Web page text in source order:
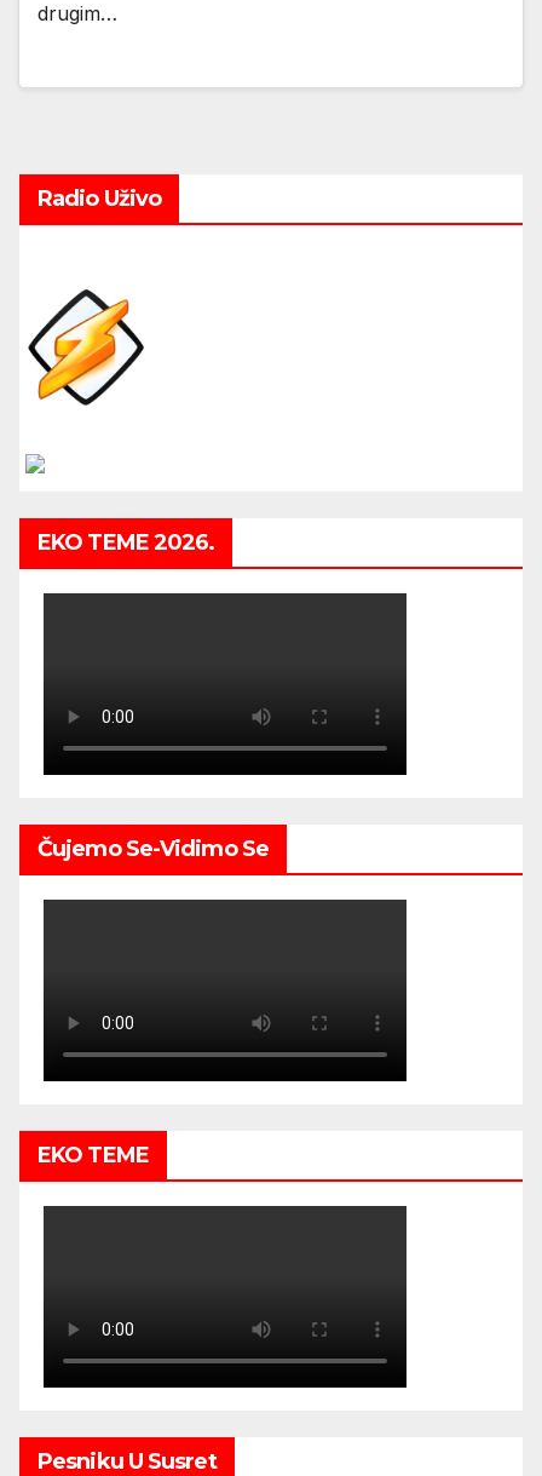
drugim…
Radio Uživo
EKO TEME 2026.
Čujemo Se-Vidimo Se
EKO TEME
Pesniku U Susret